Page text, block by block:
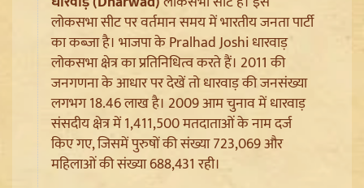
Pappu Yadav और Rahul Gandhi की बढ़ी मुश्किलें,
Parliament में संतों का वेश धरने पर Varanasi में FIR की मांग
लोकसभा सीट पर वर्तमान समय में भारतीय जनता पार्टी
का कब्जा है। भाजपा के Pralhad Joshi धारवाड़
लोकसभा क्षेत्र का प्रतिनिधित्व करते हैं। 2011 की
जनगणना के आधार पर देखें तो धारवाड़ की जनसंख्या
लगभग 18.46 लाख है। 2009 आम चुनाव में धारवाड़
संसदीय क्षेत्र में 1,411,500 मतदाताओं के नाम दर्ज
किए गए, जिसमें पुरुषों की संख्या 723,069 और
महिलाओं की संख्या 688,431 रही।